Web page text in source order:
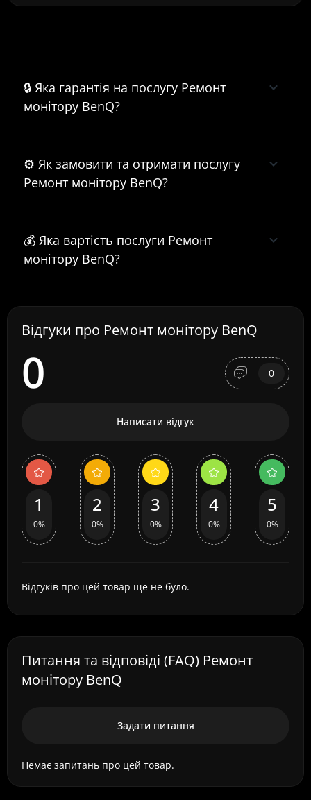
🔒 Яка гарантія на послугу Ремонт
монітору BenQ?
⚙️ Як замовити та отримати послугу
Ремонт монітору BenQ?
💰 Яка вартість послуги Ремонт
монітору BenQ?
Відгуки про Ремонт монітору BenQ
0 0
Написати відгук
1
0%
2
0%
3
0%
4
0%
5
0%
Відгуків про цей товар ще не було.
Питання та відповіді (FAQ) Ремонт
монітору BenQ
Задати питання
Немає запитань про цей товар.